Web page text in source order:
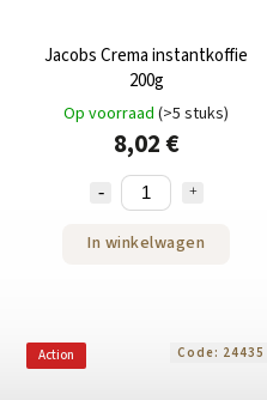
Jacobs Crema instantkoffie
200g
Op voorraad (>5 stuks)
8,02 €
In winkelwagen
Action Code: 24435